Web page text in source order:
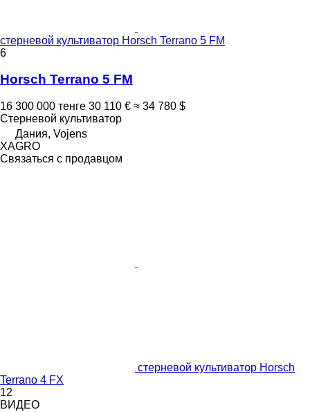
стерневой культиватор Horsch Terrano 5 FM
6
Horsch Terrano 5 FM
16 300 000 тенге 30 110 € ≈ 34 780 $
Стерневой культиватор
Дания, Vojens
XAGRO
Связаться с продавцом
стерневой культиватор Horsch
Terrano 4 FX
12
ВИДЕО